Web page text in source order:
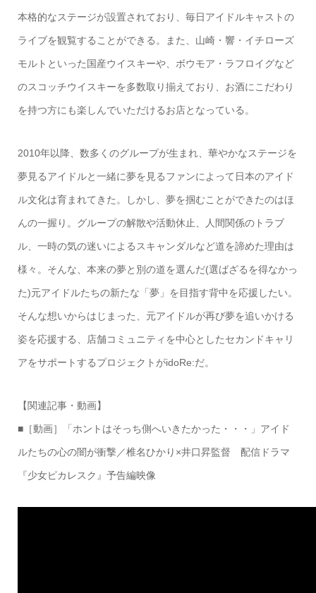
本格的なステージが設置されており、毎日アイドルキャストの
ライブを観覧することができる。また、山崎・響・イチローズ
モルトといった国産ウイスキーや、ボウモア・ラフロイグなど
のスコッチウイスキーを多数取り揃えており、お酒にこだわり
を持つ方にも楽しんでいただけるお店となっている。
2010年以降、数多くのグループが生まれ、華やかなステージを
夢見るアイドルと一緒に夢を見るファンによって日本のアイド
ル文化は育まれてきた。しかし、夢を掴むことができたのはほ
んの一握り。グループの解散や活動休止、人間関係のトラブ
ル、一時の気の迷いによるスキャンダルなど道を諦めた理由は
様々。そんな、本来の夢と別の道を選んだ(選ばざるを得なかっ
た)元アイドルたちの新たな「夢」を目指す背中を応援したい。
そんな想いからはじまった、元アイドルが再び夢を追いかける
姿を応援する、店舗コミュニティを中心としたセカンドキャリ
アをサポートするプロジェクトがidoRe:だ。
【関連記事・動画】
■［動画］「ホントはそっち側へいきたかった・・・」アイド
ルたちの心の闇が衝撃／椎名ひかり×井口昇監督 配信ドラマ
『少女ピカレスク』予告編映像